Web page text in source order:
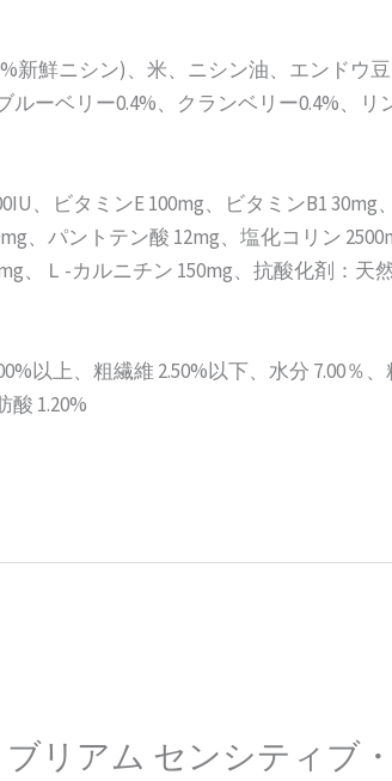
新鮮ニシン)、米、ニシン油、エンド
ーベリー0.4%、クランベリー0.4%、
、ビタミンE 100mg、ビタミンB1
、パントテン酸 12mg、塩化コリン
、Ｌ-カルニチン 150mg、抗酸化剤：天
以上、粗繊維 2.50%以下、水分 7.00％
酸 1.20%
リアム センシティブ